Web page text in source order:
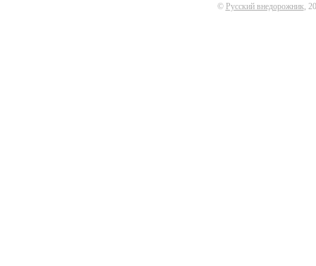
© Русский внедорожник,